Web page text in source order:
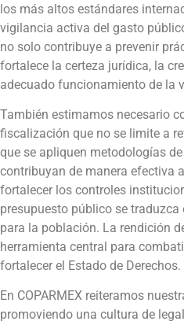
los más altos estándares
vigilancia activa del gasto
no solo contribuye a prevenir
fortalece la certeza jurídica, la
adecuado funcionamiento de la
También estimamos necesario
fiscalización que no se limite a
que se apliquen metodologías
contribuyan de manera efectiva
fortalecer los controles
presupuesto público se
para la población. La rendición
herramienta central para
fortalecer el Estado de Derechos.
En COPARMEX reiteramos
promoviendo una cultura de